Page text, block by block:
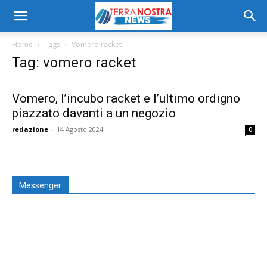
Home Tags Vomero racket
Tag: vomero racket
Vomero, l’incubo racket e l’ultimo ordigno
piazzato davanti a un negozio
redazione - 14 Agosto 2024 0
Messenger